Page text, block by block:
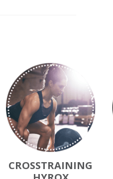
CROSSTRAINING